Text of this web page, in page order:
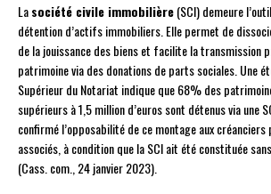
Lasociété civile immobilière(SCI) demeure
détention d’actifs immobiliers. Elle permet de
de la jouissance des biens et facilite la transmission
patrimoine via des donations de parts sociales. Une
Supérieur du Notariat indique que 68% des
supérieurs à 1,5 million d’euros sont détenus via une
confirmé l’opposabilité de ce montage aux créanciers
associés, à condition que la SCI ait été constituée
(Cass. com., 24 janvier 2023).